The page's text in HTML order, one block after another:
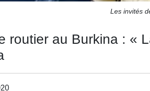
Les invités
routier au Burkina : «